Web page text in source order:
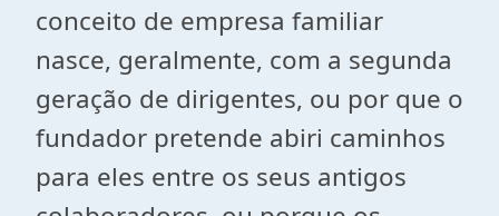
conceito de empresa familiar
nasce, geralmente, com a segunda
geração de dirigentes, ou por que o
fundador pretende abiri caminhos
para eles entre os seus antigos